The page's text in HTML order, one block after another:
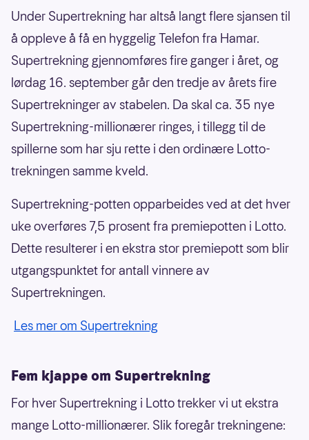
Under Supertrekning har altså langt flere sjansen til
å oppleve å få en hyggelig Telefon fra Hamar.
Supertrekning gjennomføres fire ganger i året, og
lørdag 16. september går den tredje av årets fire
Supertrekninger av stabelen. Da skal ca. 35 nye
Supertrekning-millionærer ringes, i tillegg til de
spillerne som har sju rette i den ordinære Lotto-
trekningen samme kveld.
Supertrekning-potten opparbeides ved at det hver
uke overføres 7,5 prosent fra premiepotten i Lotto.
Dette resulterer i en ekstra stor premiepott som blir
utgangspunktet for antall vinnere av
Supertrekningen.
Les mer om Supertrekning
Fem kjappe om Supertrekning
For hver Supertrekning i Lotto trekker vi ut ekstra
mange Lotto-millionærer. Slik foregår trekningene: